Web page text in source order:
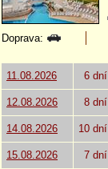
Doprava:
11.08.2026 6 dní
12.08.2026 8 dní
14.08.2026 10 dní
15.08.2026 7 dní